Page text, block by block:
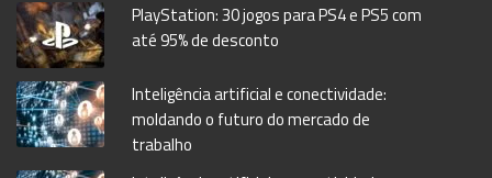
PlayStation: 30 jogos para PS4 e PS5 com
até 95% de desconto
Inteligência artificial e conectividade:
moldando o futuro do mercado de
trabalho